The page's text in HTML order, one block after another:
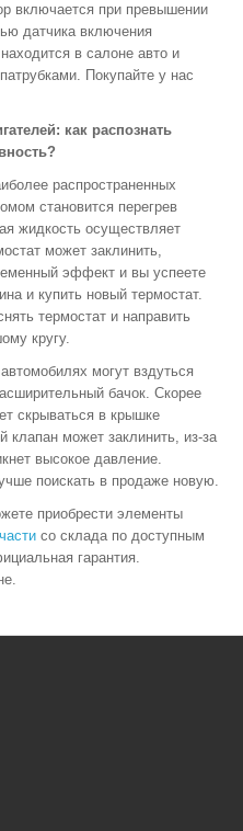
включается при превышении
датчика включения
в салоне авто и
Покупайте у нас
как распознать
распространенных
становится перегрев
жидкость осуществляет
может заклинить,
эффект и вы успеете
и купить новый термостат.
термостат и направить
кругу.
могут вздуться
бачок. Скорее
скрываться в крышке
клапан может заклинить, из-за
высокое давление.
поискать в продаже новую.
приобрести элементы
со склада по доступным
гарантия.